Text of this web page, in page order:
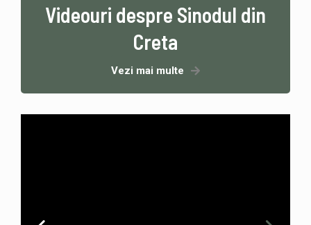
Videouri despre Sinodul din
Creta
Vezi mai multe